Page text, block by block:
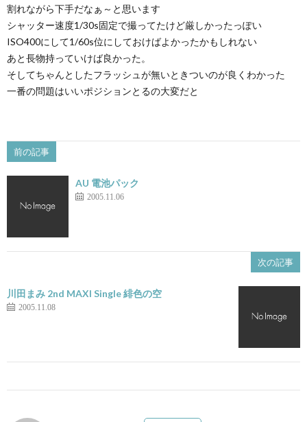
割れながら下手だなぁ～と思います
シャッター速度1/30s固定で撮ってたけど厳しかったっぽい
ISO400にして1/60s位にしておけばよかったかもしれない
あと長物持っていけば良かった。
そしてちゃんとしたフラッシュが無いときついのが良くわかった
一番の問題はいいポジションとるの大変だと
前の記事
AU 電池パック
2005.11.06
次の記事
川田まみ 2nd MAXI Single 緋色の空
2005.11.08